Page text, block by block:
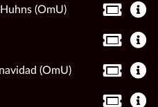
(OmU)
(OmU)